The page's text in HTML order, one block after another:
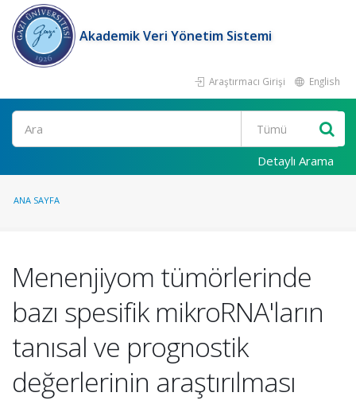
Akademik Veri Yönetim Sistemi
Araştırmacı Girişi English
Ara
Detaylı Arama
ANA SAYFA
Menenjiyom tümörlerinde
bazı spesifik mikroRNA'ların
tanısal ve prognostik
değerlerinin araştırılması